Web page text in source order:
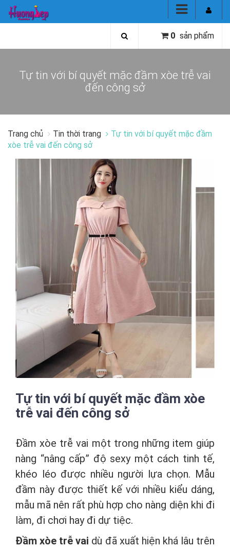
0 sản phẩm
Tự tin với bí quyết mặc đầm xòe trễ vai
đến công sở
Trang chủ Tin thời trang
Tự tin với bí quyết mặc đầm
xòe trễ vai đến công sở
Tự tin với bí quyết mặc đầm xòe
trễ vai đến công sở
Đầm xòe trễ vai một trong những item giúp
nàng “nâng cấp” độ sexy một cách tinh tế,
khéo léo được nhiều người lựa chọn. Mẫu
đầm này được thiết kế với nhiều kiểu dáng,
mẫu mã nên rất phù hợp cho nàng diện khi đi
làm, đi chơi hay đi dự tiệc.
Đầm xòe trễ vai dù đã xuất hiện khá lâu trên